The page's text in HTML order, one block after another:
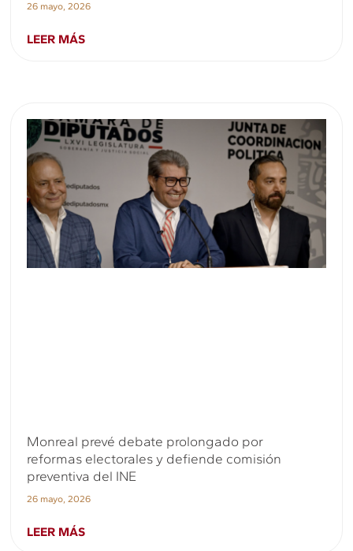
26 mayo, 2026
LEER MÁS
Monreal prevé debate prolongado por
reformas electorales y defiende comisión
preventiva del INE
26 mayo, 2026
LEER MÁS